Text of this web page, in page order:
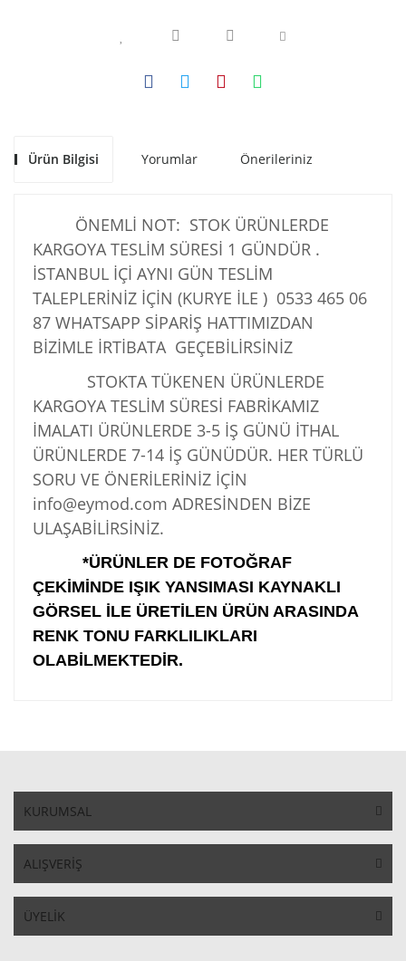
Ürün Bilgisi Yorumlar Önerileriniz
ÖNEMLİ NOT: STOK ÜRÜNLERDE
KARGOYA TESLİM SÜRESİ 1 GÜNDÜR .
İSTANBUL İÇİ AYNI GÜN TESLİM
TALEPLERİNİZ İÇİN (KURYE İLE ) 0533 465 06
87 WHATSAPP SİPARİŞ HATTIMIZDAN
BİZİMLE İRTİBATA GEÇEBİLİRSİNİZ
STOKTA TÜKENEN ÜRÜNLERDE
KARGOYA TESLİM SÜRESİ FABRİKAMIZ
İMALATI ÜRÜNLERDE 3-5 İŞ GÜNÜ İTHAL
ÜRÜNLERDE 7-14 İŞ GÜNÜDÜR. HER TÜRLÜ
SORU VE ÖNERİLERİNİZ İÇİN
info@eymod.com ADRESİNDEN BİZE
ULAŞABİLİRSİNİZ.
*ÜRÜNLER DE FOTOĞRAF
ÇEKİMİNDE IŞIK YANSIMASI KAYNAKLI
GÖRSEL İLE ÜRETİLEN ÜRÜN ARASINDA
RENK TONU FARKLILIKLARI
OLABİLMEKTEDİR.
KURUMSAL
ALIŞVERİŞ
ÜYELİK